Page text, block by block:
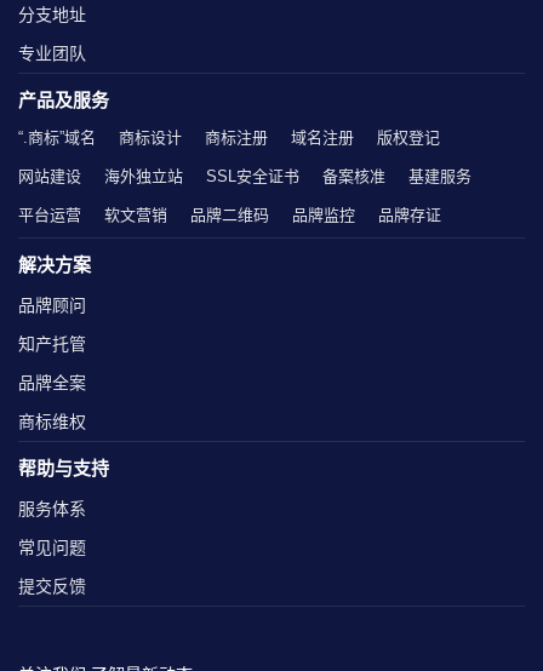
分支地址
专业团队
产品及服务
“.商标”域名 商标设计 商标注册 域名注册 版权登记
网站建设 海外独立站 SSL安全证书 备案核准 基建服务
平台运营 软文营销 品牌二维码 品牌监控 品牌存证
解决方案
品牌顾问
知产托管
品牌全案
商标维权
帮助与支持
服务体系
常见问题
提交反馈